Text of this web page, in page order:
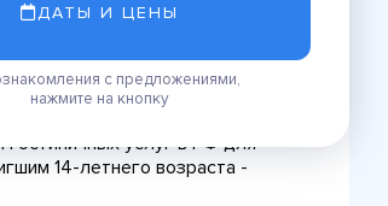
ДАТЫ И ЦЕНЫ
с предложениями,
нажмите на кнопку
сбора и депозита
гостиничных услуг в РФ для
14-летнего возраста -